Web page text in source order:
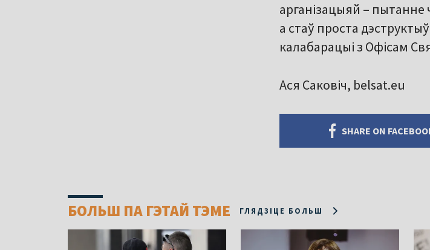
арганізацыяй – пытанне
а стаў проста
калабарацыі з Офісам
Ася Саковіч, belsat.eu
SHARE ON
БОЛЬШ ПА ГЭТАЙ ТЭМЕ ГЛЯДЗІЦЕ БОЛЬШ